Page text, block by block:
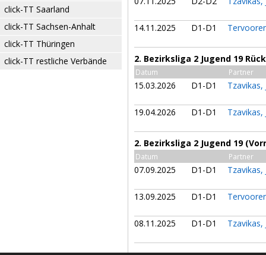
click-TT Saarland
click-TT Sachsen-Anhalt
click-TT Thüringen
click-TT restliche Verbände
14.11.2025 D1-D1
2. Bezirksliga 2 Jugend 19
Datum Partner
15.03.2026 D1-D1
19.04.2026 D1-D1
2. Bezirksliga 2 Jugend 19
Datum Partner
07.09.2025 D1-D1
13.09.2025 D1-D1
08.11.2025 D1-D1